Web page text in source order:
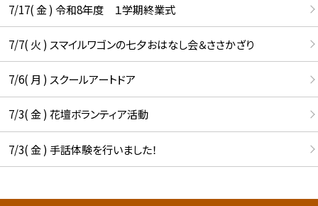
7/17( 金 ) 令和8年度 １学期終業式
7/7( 火 ) スマイルワゴンの七夕おはなし会＆ささかざり
7/6( 月 ) スクールアートドア
7/3( 金 ) 花壇ボランティア活動
7/3( 金 ) 手話体験を行いました！